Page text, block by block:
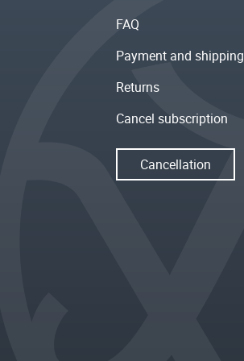
FAQ
Payment and shipping
Returns
Cancel subscription
Cancellation